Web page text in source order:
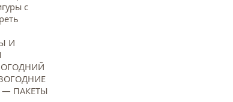
с
И
— ПАКЕТЫ